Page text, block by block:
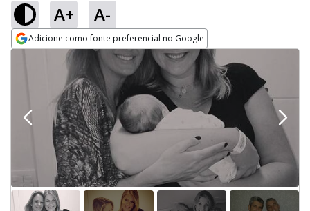
A+ A-
Adicione como fonte preferencial no Google
Opens in new window